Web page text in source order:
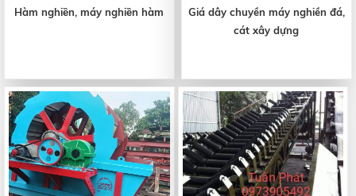
Hàm nghiền, máy nghiền hàm
Giá dây chuyền máy nghiền đá,
cát xây dựng